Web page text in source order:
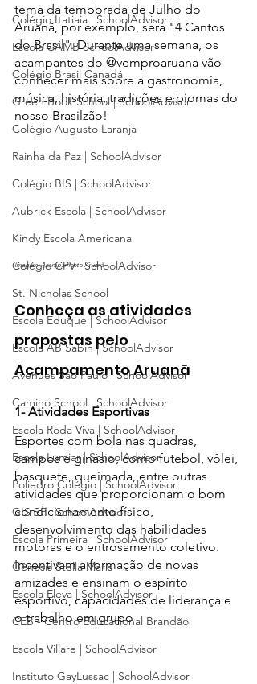
Colégio Itatiaia | SchoolAdvisor
Escola CAMB SchoolAdvisor
Colégio Brasil Canadá
Green Book School | SchoolAdvisor
Colégio Augusto Laranja
Rainha da Paz | SchoolAdvisor
Colégio BIS | SchoolAdvisor
Aubrick Escola | SchoolAdvisor
Kindy Escola Americana
Colégio CPV | SchoolAdvisor
St. Nicholas School
Escola Eduque | SchoolAdvisor
Escola AB Sabin | SchoolAdvisor
Avenues São Paulo | SchoolAdvisor
Camino School | SchoolAdvisor
Escola Roda Viva | SchoolAdvisor
Escola Lumiar | SchoolAdvisor
Poliedro Colégio | SchoolAdvisor
GIS SP | SchoolAdvisor
Escola Primeira | SchoolAdvisor
Gênesis Stella Maris
Escola Eleva | SchoolAdvisor
CEB - Centro Educacional Brandão
Escola Villare | SchoolAdvisor
Instituto GayLussac | SchoolAdvisor
tema da temporada de Julho do
Aruanã, por exemplo, será "4 Cantos
do Brasil". Durante uma semana, os
acampantes do @vemproaruana vão
conhecer mais sobre a gastronomia,
música, história, tradições e biomas do
nosso Brasilzão!
Imagem: Acampamento Aruanã
Conheça as atividades
propostas pelo
Acampamento Aruanã
1- Atividades Esportivas
Esportes com bola nas quadras,
campos e ginásio, como futebol, vôlei,
basquete, queimada, entre outras
atividades que proporcionam o bom
condicionamento físico,
desenvolvimento das habilidades
motoras e o entrosamento coletivo.
Incentivam a formação de novas
amizades e ensinam o espírito
esportivo, capacidades de liderança e
o trabalho em grupo